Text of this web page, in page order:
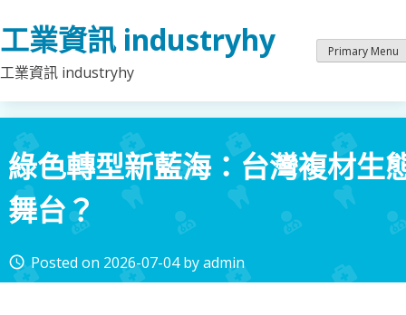
to
content
工業資訊 industryhy
工業資訊 industryhy
Primary Menu
綠色轉型新藍海：台灣複材生
舞台？
access_time Posted on 2026-07-04byadmin